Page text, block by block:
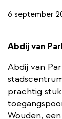
6 september
Abdij van
Abdij van
prachtig
Wouden,